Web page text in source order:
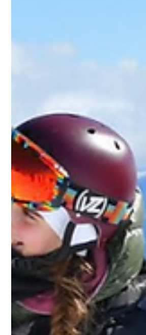
Juan Carlos Bondi
7 may
7 min de lectura
Dónde ir en vacaciones de
mejores destinos en Argentina
¿Ya empezaste a pensar dónde ir en
2026? Julio se acerca y la decisión
tiene destinos para todos los
Bariloche, Ushuaia y Mendoza hasta
Salta, Jujuy y Tucumán, pasando por
y las sierras de Córdoba. Lo mejor
de Flybondi te conectan con todos ellos. En esta